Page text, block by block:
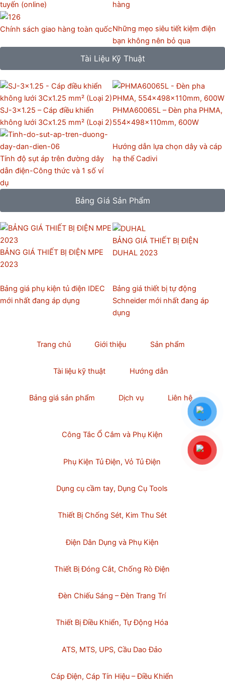
tuyến (online)
hàng
Chính sách giao hàng toàn quốcNhững mẹo siêu tiết kiệm điện
bạn không nên bỏ qua
Tài Liệu Kỹ Thuật
SJ-3×1.25 – Cáp điều khiển
không lưới 3Cx1.25 mm² (Loại 2)
PHMA60065L – Đèn pha PHMA,
554x498x110mm, 600W
Tính độ sụt áp trên đường dây
dẫn điện-Công thức và 1 số ví
dụ
Hướng dẫn lựa chọn dây và cáp
hạ thế Cadivi
Bảng Giá Sản Phẩm
BẢNG GIÁ THIẾT BỊ ĐIỆN MPE
2023
BẢNG GIÁ THIẾT BỊ ĐIỆN
DUHAL 2023
Bảng giá phụ kiện tủ điện IDEC
mới nhất đang áp dụng
Bảng giá thiết bị tự động
Schneider mới nhất đang áp
dụng
Trang chủ Giới thiệu Sản phẩm
Tài liệu kỹ thuật Hướng dẫn
Bảng giá sản phẩm Dịch vụ Liên hệ
Công Tắc Ổ Cắm và Phụ Kiện
Phụ Kiện Tủ Điện, Vỏ Tủ Điện
Dụng cụ cầm tay, Dụng Cụ Tools
Thiết Bị Chống Sét, Kim Thu Sét
Điện Dân Dụng và Phụ Kiện
Thiết Bị Đóng Cắt, Chống Rò Điện
Đèn Chiếu Sáng – Đèn Trang Trí
Thiết Bị Điều Khiển, Tự Động Hóa
ATS, MTS, UPS, Cầu Dao Đảo
Cáp Điện, Cáp Tín Hiệu – Điều Khiển